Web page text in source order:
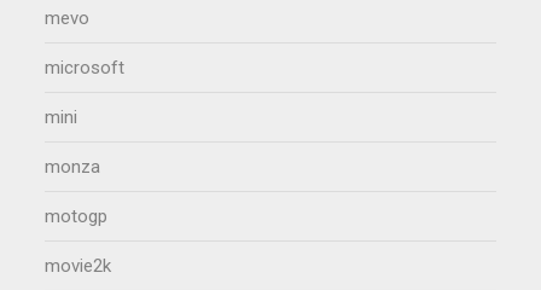
mevo
microsoft
mini
monza
motogp
movie2k